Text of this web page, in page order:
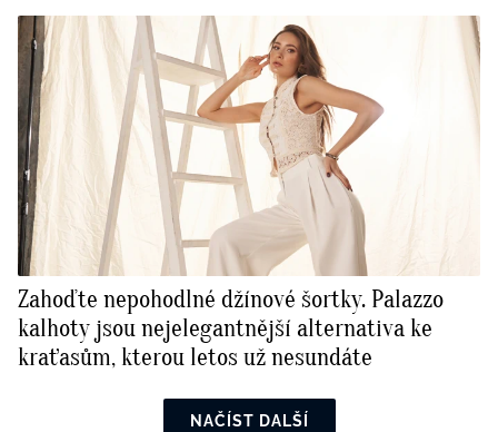
Zahoďte nepohodlné džínové šortky. Palazzo
kalhoty jsou nejelegantnější alternativa ke
kraťasům, kterou letos už nesundáte
NAČÍST DALŠÍ